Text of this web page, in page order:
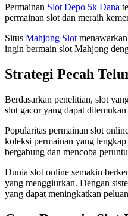
Permainan Slot Depo 5k Dana
permainan slot dan meraih
Situs Mahjong Slotmenawarkan
ingin bermain slot Mahjong
Strategi Pecah
Berdasarkan penelitian, slot
slot gacor yang dapat
Popularitas permainan slot
koleksi permainan yang
bergabung dan mencoba
Dunia slot online semakin
yang menggiurkan. Dengan
yang dapat meningkatkan